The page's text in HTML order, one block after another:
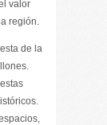
valor
región.
de la